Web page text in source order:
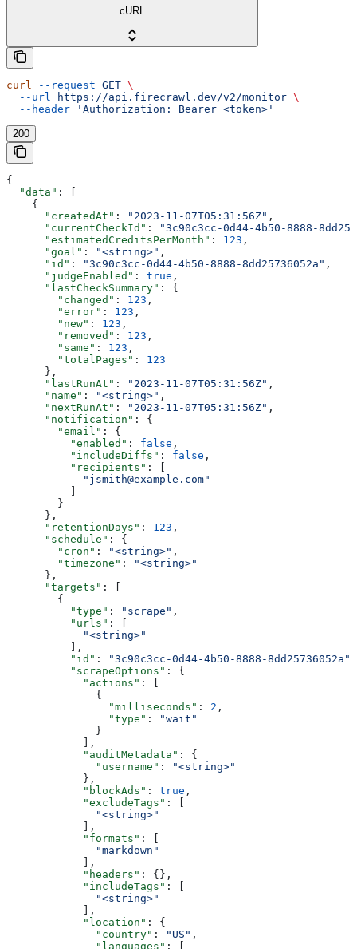
cURL
curl --request GET \
  --url
https://api.firecrawl.dev/v2/monitor \
  --header
'Authorization: Bearer <token>'
200
{
  "data"
: [
    {
      "createdAt"
: "2023-11-07T05:31:56Z" ,
      "currentCheckId"
:
"3c90c3cc-0d44-4b50-8888-
      "estimatedCreditsPerMonth"
: 123 ,
      "goal"
: "<string>" ,
      "id"
: "3c90c3cc-0d44-4b50-8888-8dd25736052a" ,
      "judgeEnabled"
: true ,
      "lastCheckSummary"
: {
        "changed"
: 123 ,
        "error"
: 123 ,
        "new"
: 123 ,
        "removed"
: 123 ,
        "same"
: 123 ,
        "totalPages"
: 123
      },
      "lastRunAt"
: "2023-11-07T05:31:56Z" ,
      "name"
: "<string>" ,
      "nextRunAt"
: "2023-11-07T05:31:56Z" ,
      "notification"
: {
        "email"
: {
          "enabled"
: false ,
          "includeDiffs"
: false ,
          "recipients"
: [
            "jsmith@example.com"
          ]
        }
      },
      "retentionDays"
: 123 ,
      "schedule"
: {
        "cron"
: "<string>" ,
        "timezone"
:
"<string>"
      },
      "targets"
: [
        {
          "type"
: "scrape" ,
          "urls"
: [
            "<string>"
          ],
          "id"
: "3c90c3cc-0d44-4b50-8888-8dd25736052a"
          "scrapeOptions"
: {
            "actions"
: [
              {
                "milliseconds"
: 2 ,
                "type"
:
"wait"
              }
            ],
            "auditMetadata"
: {
              "username"
:
"<string>"
            },
            "blockAds"
: true ,
            "excludeTags"
: [
              "<string>"
            ],
            "formats"
: [
              "markdown"
            ],
            "headers"
: {},
            "includeTags"
: [
              "<string>"
            ],
            "location"
: {
              "country"
: "US" ,
              "languages"
: [